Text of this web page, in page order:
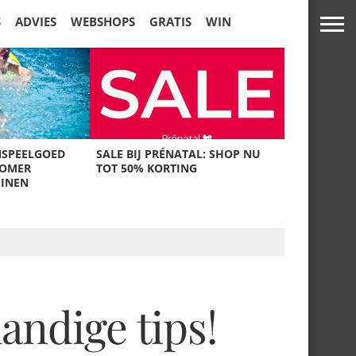
ADVIES WEBSHOPS GRATIS WIN
SALE BIJ PRÉNATAL: SHOP NU
TOT 50% KORTING
tips!